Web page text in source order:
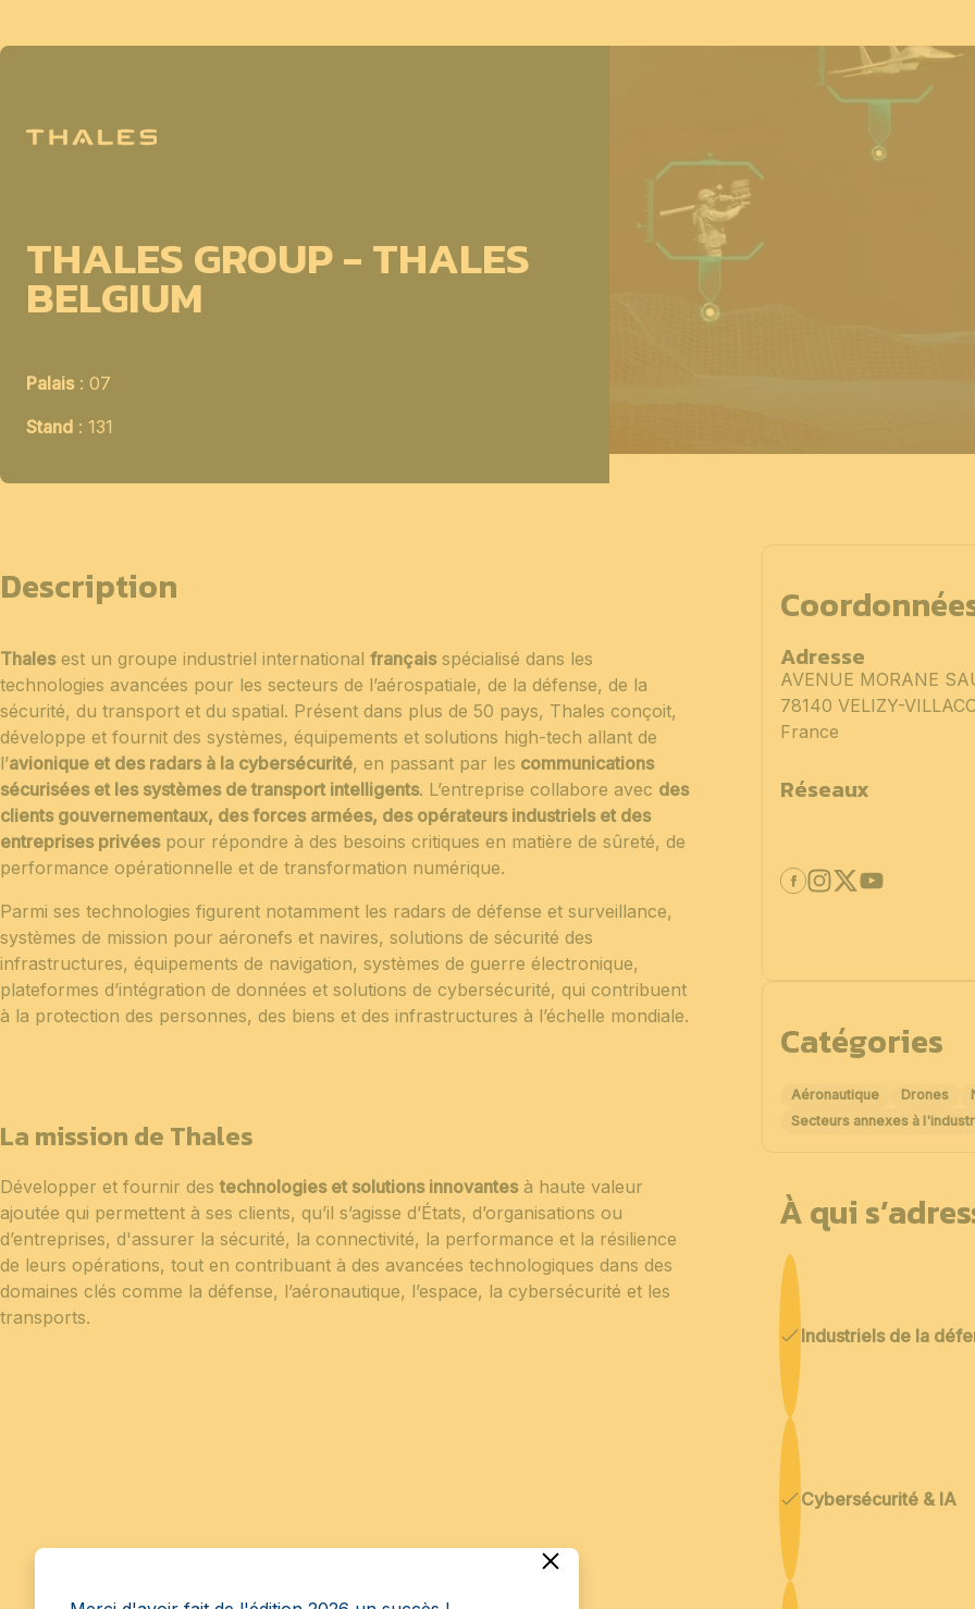
THALES GROUP - THALES
BELGIUM
Palais: 07
Stand : 131
Description
Thalesest un groupe industriel international françaisspécialisé dans les
technologies avancées pour les secteurs de l’aérospatiale, de la défense, de la
sécurité, du transport et du spatial. Présent dans plus de 50 pays, Thales conçoit,
développe et fournit des systèmes, équipements et solutions high-tech allant de
l’avionique et des radars à la cybersécurité, en passant par les communications
sécurisées et les systèmes de transport intelligents. L’entreprise collabore avec des
clients gouvernementaux, des forces armées, des opérateurs industriels et des
entreprises privéespour répondre à des besoins critiques en matière de sûreté, de
performance opérationnelle et de transformation numérique.
Parmi ses technologies figurent notamment les radars de défense et surveillance,
systèmes de mission pour aéronefs et navires, solutions de sécurité des
infrastructures, équipements de navigation, systèmes de guerre électronique,
plateformes d’intégration de données et solutions de cybersécurité, qui contribuent
à la protection des personnes, des biens et des infrastructures à l’échelle mondiale.
La mission de Thales
Développer et fournir destechnologies et solutions innovantesà haute valeur
ajoutée qui permettent à ses clients, qu’il s’agisse d’États, d’organisations ou
d’entreprises, d'assurer la sécurité, la connectivité, la performance et la résilience
de leurs opérations, tout en contribuant à des avancées technologiques dans des
domaines clés comme la défense, l’aéronautique, l’espace, la cybersécurité et les
transports.
Adresse
AVENUE MORANE
78140 VELIZY-
France
Réseaux
Catégories
Aéronautique Drones
Secteurs annexes à
À qui
Industriels de la
Cybersécurité & IA